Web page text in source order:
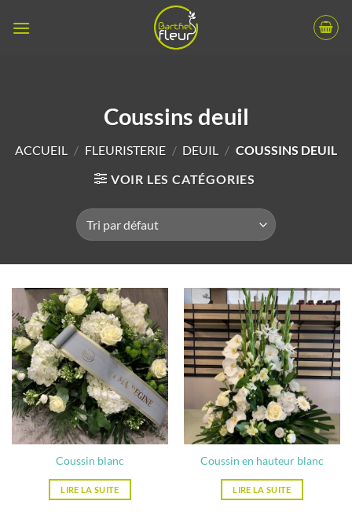
Coussins deuil
ACCUEIL / FLEURISTERIE / DEUIL / COUSSINS DEUIL
VOIR LES CATÉGORIES
Coussin blanc
LIRE LA SUITE
Coussin en hauteur blanc
LIRE LA SUITE